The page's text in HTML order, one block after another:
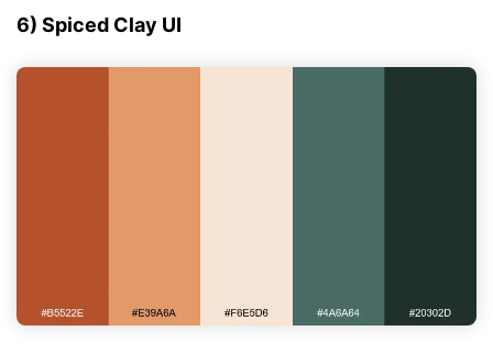
6) Spiced Clay UI